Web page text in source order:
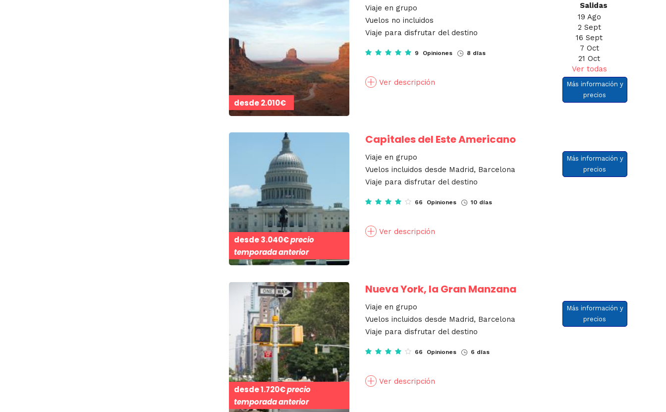
desde2.010€
Viaje en grupo
Vuelos no incluidos
Viaje para disfrutar del destino
9 Opiniones 8 días
Ver descripción
Salidas
19 Ago
2 Sept
16 Sept
7 Oct
21 Oct
Ver todas
Más información y
precios
desde3.040€precio
temporada anterior
Capitales del Este Americano
Viaje en grupo
Vuelos incluidos desde Madrid, Barcelona
Viaje para disfrutar del destino
66 Opiniones 10 días
Ver descripción
Más información y
precios
desde1.720€precio
temporada anterior
Nueva York, la Gran Manzana
Viaje en grupo
Vuelos incluidos desde Madrid, Barcelona
Viaje para disfrutar del destino
66 Opiniones 6 días
Ver descripción
Más información y
precios